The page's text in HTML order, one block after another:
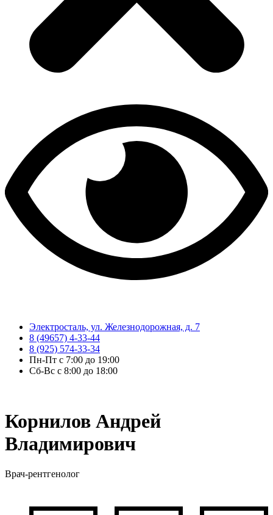
Электросталь, ул. Железнодорожная, д. 7
8 (49657) 4-33-44
8 (925) 574-33-34
Пн-Пт с 7:00 до 19:00
Сб-Вс с 8:00 до 18:00
Корнилов Андрей
Владимирович
Врач-рентгенолог